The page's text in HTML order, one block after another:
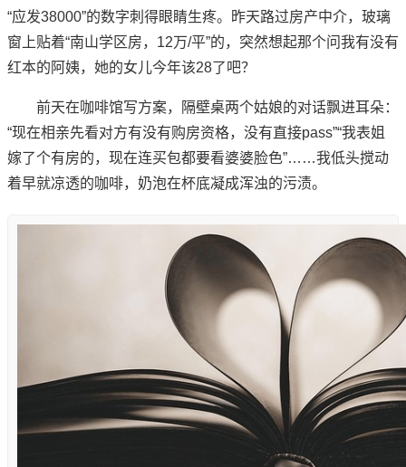
“应发38000”的数字刺得眼睛生疼。昨天路过房产中介，玻璃
窗上贴着“南山学区房，12万/平”的，突然想起那个问我有没有
红本的阿姨，她的女儿今年该28了吧？
前天在咖啡馆写方案，隔壁桌两个姑娘的对话飘进耳朵：
“现在相亲先看对方有没有购房资格，没有直接pass”“我表姐
嫁了个有房的，现在连买包都要看婆婆脸色”……我低头搅动
着早就凉透的咖啡，奶泡在杯底凝成浑浊的污渍。